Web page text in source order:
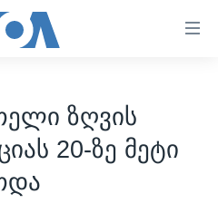
ზღვის
20-ზე მეტი